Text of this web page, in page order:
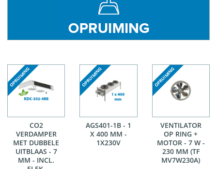
CO2
VERDAMPER
MET DUBBELE
UITBLAAS - 7
MM - INCL.
AGS401-1B - 1
X 400 MM -
1X230V
VENTILATOR
OP RING +
MOTOR - 7 W -
230 MM (TF
MV7W230A)